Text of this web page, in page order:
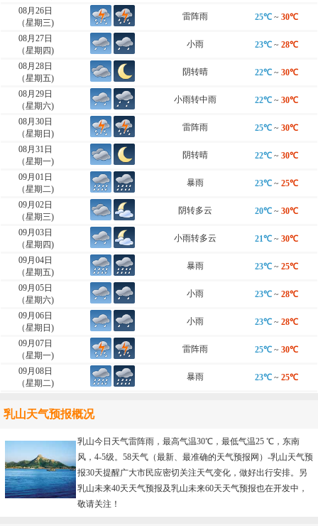
08月26日
（星期三)
雷阵雨 25℃ ~ 30℃
08月27日
（星期四)
小雨 23℃ ~ 28℃
08月28日
（星期五)
阴转晴 22℃ ~ 30℃
08月29日
（星期六)
小雨转中雨 22℃ ~ 30℃
08月30日
（星期日)
雷阵雨 25℃ ~ 30℃
08月31日
（星期一)
阴转晴 22℃ ~ 30℃
09月01日
（星期二)
暴雨 23℃ ~ 25℃
09月02日
（星期三)
阴转多云 20℃ ~ 30℃
09月03日
（星期四)
小雨转多云 21℃ ~ 30℃
09月04日
（星期五)
暴雨 23℃ ~ 25℃
09月05日
（星期六)
小雨 23℃ ~ 28℃
09月06日
（星期日)
小雨 23℃ ~ 28℃
09月07日
（星期一)
雷阵雨 25℃ ~ 30℃
09月08日
（星期二)
暴雨 23℃ ~ 25℃
乳山天气预报概况
乳山今日天气雷阵雨，最高气温30℃，最低气温25 ℃，东南
风，4-5级。58天气（最新、最准确的天气预报网）-乳山天气预
报30天提醒广大市民应密切关注天气变化，做好出行安排。另
乳山未来40天天气预报及乳山未来60天天气预报也在开发中，
敬请关注！